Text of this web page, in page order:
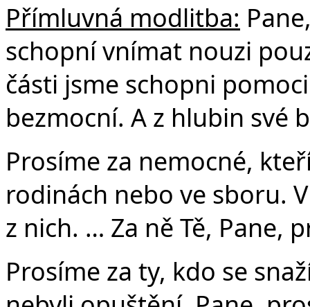
Přímluvná modlitba:
schopní vnímat nouzi
části jsme schopni
bezmocní. A z hlubin své
Prosíme za nemocné,
rodinách nebo ve sboru.
z nich. … Za ně Tě, Pane,
Prosíme za ty, kdo se